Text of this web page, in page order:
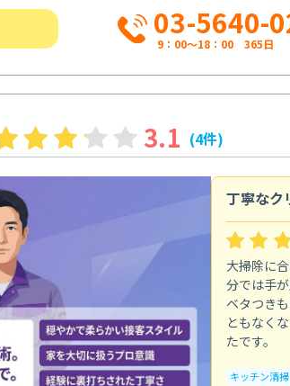
03-5640-
9：00～18：00 365日
3.1 (4件)
丁寧なク
大掃除に
分では手
ベタつき
ともなく
たです。
キッチン清掃